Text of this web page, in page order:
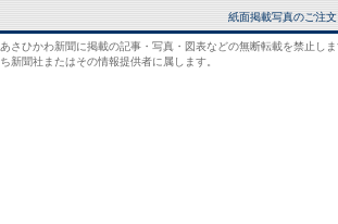
紙面掲載写真のご注文
あさひかわ新聞に掲載の記事・写真・図表などの無断転載を禁止し
ち新聞社またはその情報提供者に属します。